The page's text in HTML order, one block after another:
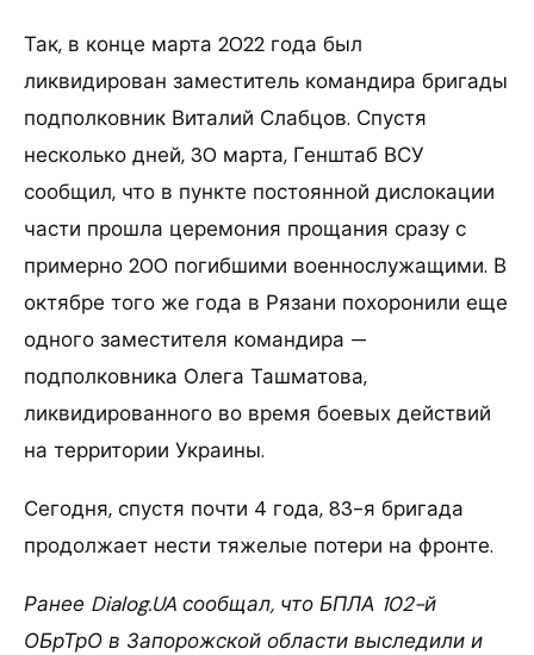
Так, в конце марта 2022 года был
ликвидирован заместитель командира бригады
подполковник Виталий Слабцов. Спустя
несколько дней, 30 марта, Генштаб ВСУ
сообщил, что в пункте постоянной дислокации
части прошла церемония прощания сразу с
примерно 200 погибшими военнослужащими. В
октябре того же года в Рязани похоронили еще
одного заместителя командира —
подполковника Олега Ташматова,
ликвидированного во время боевых действий
на территории Украины.
Сегодня, спустя почти 4 года, 83-я бригада
продолжает нести тяжелые потери на фронте.
Ранее Dialog.UA сообщал, что БПЛА 102-й
ОБрТрО в Запорожской области выследили и